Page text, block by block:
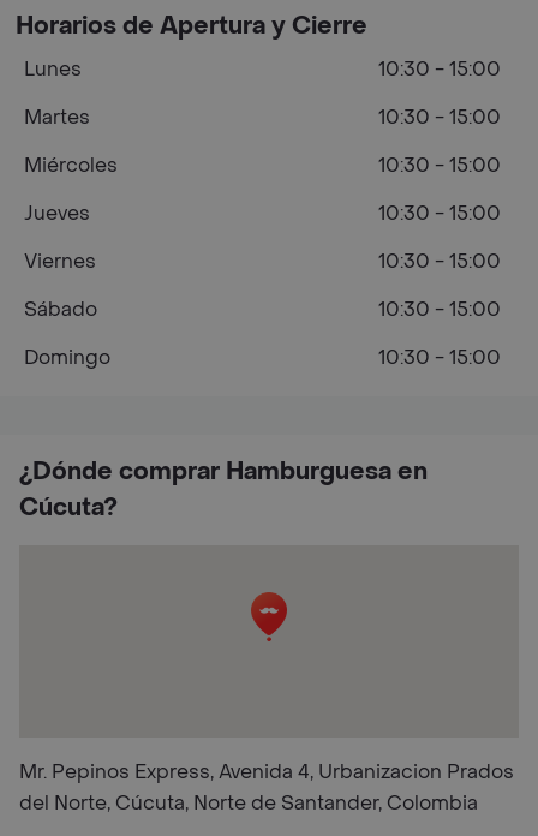
¿Dónde comprar Hamburguesa en
Cúcuta?
Mr. Pepinos Express, Avenida 4, Urbanizacion Prados
del Norte, Cúcuta, Norte de Santander, Colombia
Horarios de Apertura y Cierre
Lunes
10:30 - 15:00
Martes
10:30 - 15:00
Miércoles
10:30 - 15:00
Jueves
10:30 - 15:00
Viernes
10:30 - 15:00
Sábado
10:30 - 15:00
Domingo
10:30 - 15:00